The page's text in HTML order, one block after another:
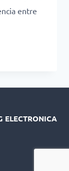
entre
ELECTRONICA